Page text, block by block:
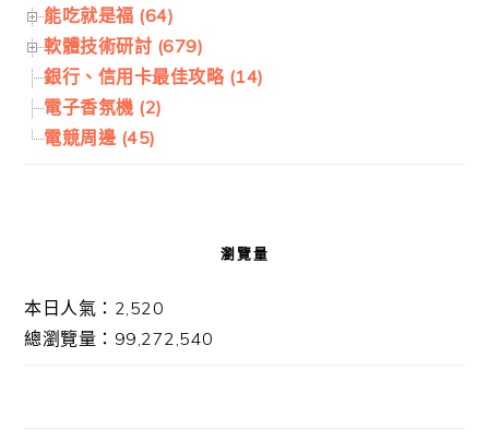
能吃就是福 (64)
軟體技術研討 (679)
銀行、信用卡最佳攻略 (14)
電子香氛機 (2)
電競周邊 (45)
瀏覽量
本日人氣：2,520
總瀏覽量：99,272,540